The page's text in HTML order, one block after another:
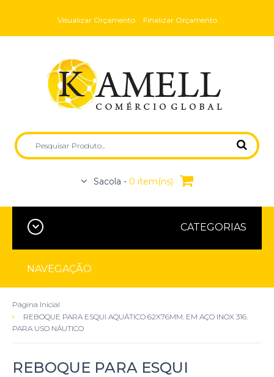
Visualizar Orçamento Finalizar Orçamento
Sacola - 0 item(ns)
CATEGORIAS
NAVEGAÇÃO
Página Inicial
REBOQUE PARA ESQUI AQUÁTICO 62X76MM. EM AÇO INOX 316.
PARA USO NÁUTICO
REBOQUE PARA ESQUI